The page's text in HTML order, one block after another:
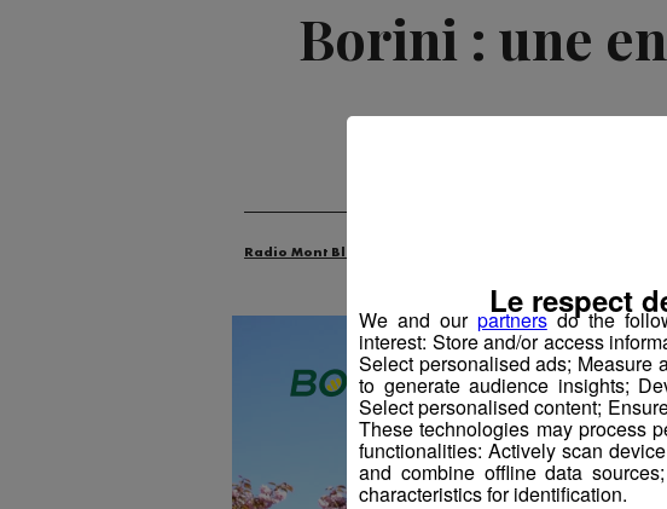
Borini : une
Radio Mont Blanc
We and our partnersdo the
interest: Store and/or access
Select personalised ads; Measure
to generate audience insights;
Select personalised content;
These technologies may process
functionalities: Actively scan
and combine offline data
characteristics for identification.
Le respect